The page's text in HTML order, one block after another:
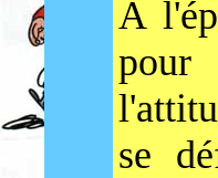
À
pour
se